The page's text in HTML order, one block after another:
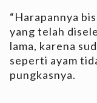
“Harapannya
yang telah
lama, karena
seperti ayam
pungkasnya.